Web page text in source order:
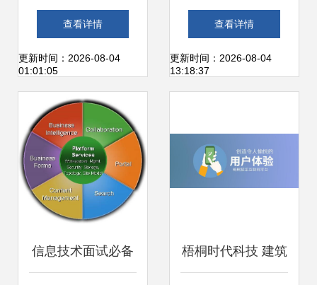
念、工具与应用开
发全解
查看详情
更新时间：2026-08-04
01:01:05
发展，探寻产业新
路径
查看详情
更新时间：2026-08-04
13:18:37
信息技术面试必备 梧桐时代科技 建筑